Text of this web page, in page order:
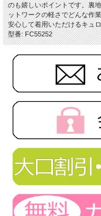
のも嬉しいポイントです。裏
ットワークの軽さでどんな作
安心して着用いただけるキュ
型番: FC55252